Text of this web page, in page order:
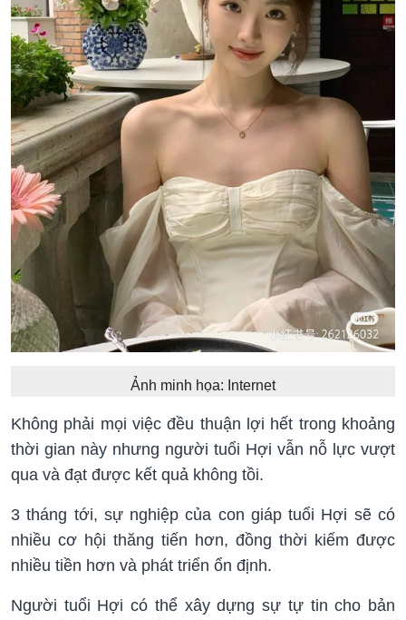
Ảnh minh họa: Internet
Không phải mọi việc đều thuận lợi hết trong khoảng
thời gian này nhưng người tuổi Hợi vẫn nỗ lực vượt
qua và đạt được kết quả không tồi.
3 tháng tới, sự nghiệp của con giáp tuổi Hợi sẽ có
nhiều cơ hội thăng tiến hơn, đồng thời kiếm được
nhiều tiền hơn và phát triển ổn định.
Người tuổi Hợi có thể xây dựng sự tự tin cho bản